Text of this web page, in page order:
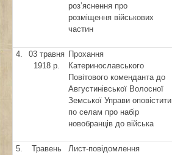
роз’яснення про
розміщення військових
частин
4.
03 травня
1918 р.
Прохання
Катеринославського
Повітового коменданта до
Августинівської Волосної
Земської Управи оповістити
по селам про набір
новобранців до війська
5.
Травень
Лист-повідомлення